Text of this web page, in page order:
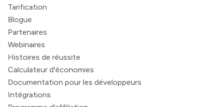
Tarification
Blogue
Partenaires
Webinaires
Histoires de réussite
Calculateur d'économies
Documentation pour les développeurs
Intégrations